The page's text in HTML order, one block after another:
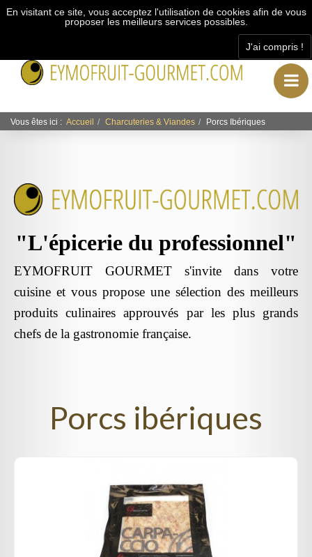
En visitant ce site, vous acceptez l'utilisation de cookies afin de vous
proposer les meilleurs services possibles.
J'ai compris !
Vous êtes ici : Accueil Charcuteries & Viandes Porcs Ibériques
"L'épicerie du professionnel"
EYMOFRUIT GOURMET s'invite dans votre
cuisine et vous propose une sélection des meilleurs
produits culinaires approuvés par les plus grands
chefs de la gastronomie française.
Porcs ibériques